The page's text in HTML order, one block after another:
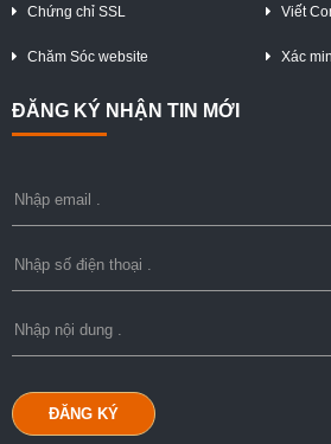
Chứng chỉ SSL Viết
Chăm Sóc website Xác
ĐĂNG KÝ NHẬN TIN MỚI
ĐĂNG KÝ